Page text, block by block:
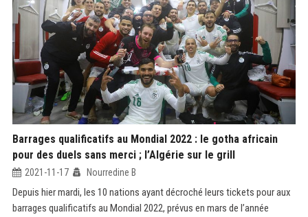
Barrages qualificatifs au Mondial 2022 : le gotha africain
pour des duels sans merci ; l’Algérie sur le grill
2021-11-17 Nourredine B
Depuis hier mardi, les 10 nations ayant décroché leurs tickets pour aux
barrages qualificatifs au Mondial 2022, prévus en mars de l’année